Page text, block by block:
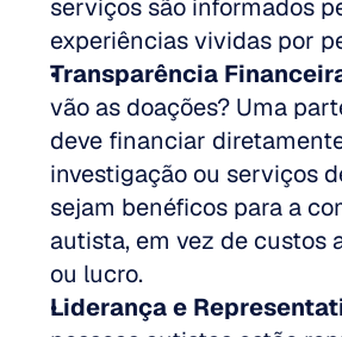
serviços são informados
Transparência
vão as doações? Uma
deve financiar
investigação ou serviços
sejam benéficos para a
autista, em vez de custos
ou lucro.
Liderança e